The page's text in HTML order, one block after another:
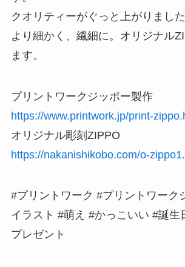
クオリティーがぐっと上がりました
より細かく、繊細に。オリジナル
ます。
プリントワークジッポー製作
https://www.printwork.jp/print-
オリジナル彫刻ZIPPO
https://nakanishikobo.com/o-
#プリントワーク #プリントワーク
イラスト #萌え #かっこいい #誕生
プレゼント